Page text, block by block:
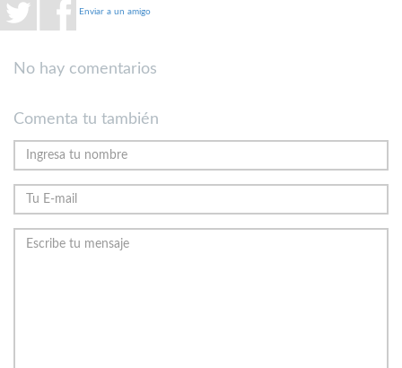
Enviar a un amigo
No hay comentarios
Comenta tu también